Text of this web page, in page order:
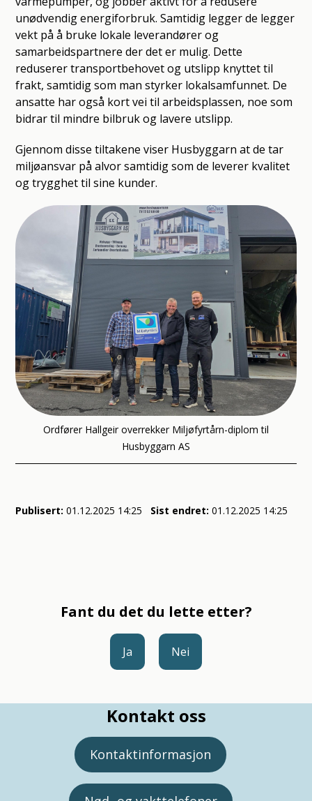
unødvendig energiforbruk. Samtidig legger de legger
vekt på å bruke lokale leverandører og
samarbeidspartnere der det er mulig. Dette
reduserer transportbehovet og utslipp knyttet til
frakt, samtidig som man styrker lokalsamfunnet. De
ansatte har også kort vei til arbeidsplassen, noe som
bidrar til mindre bilbruk og lavere utslipp.
Gjennom disse tiltakene viser Husbyggarn at de tar
miljøansvar på alvor samtidig som de leverer kvalitet
og trygghet til sine kunder.
Ordfører Hallgeir overrekker Miljøfyrtårn-diplom til
Husbyggarn AS
Publisert 01.12.2025 14:25 Sist endret 01.12.2025 14:25
Fant du det du lette etter?
Ja Nei
Kontakt oss
Kontaktinformasjon